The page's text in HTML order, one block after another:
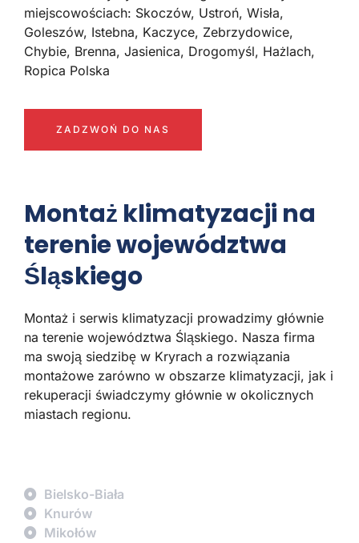
miejscowościach: Skoczów, Ustroń, Wisła,
Goleszów, Istebna, Kaczyce, Zebrzydowice,
Chybie, Brenna, Jasienica, Drogomyśl, Hażlach,
Ropica Polska
ZADZWOŃ DO NAS
Montaż klimatyzacji na
terenie województwa
Śląskiego
Montaż i serwis klimatyzacji prowadzimy głównie
na terenie województwa Śląskiego. Nasza firma
ma swoją siedzibę w Kryrach a rozwiązania
montażowe zarówno w obszarze klimatyzacji, jak i
rekuperacji świadczymy głównie w okolicznych
miastach regionu.
Bielsko-Biała
Knurów
Mikołów